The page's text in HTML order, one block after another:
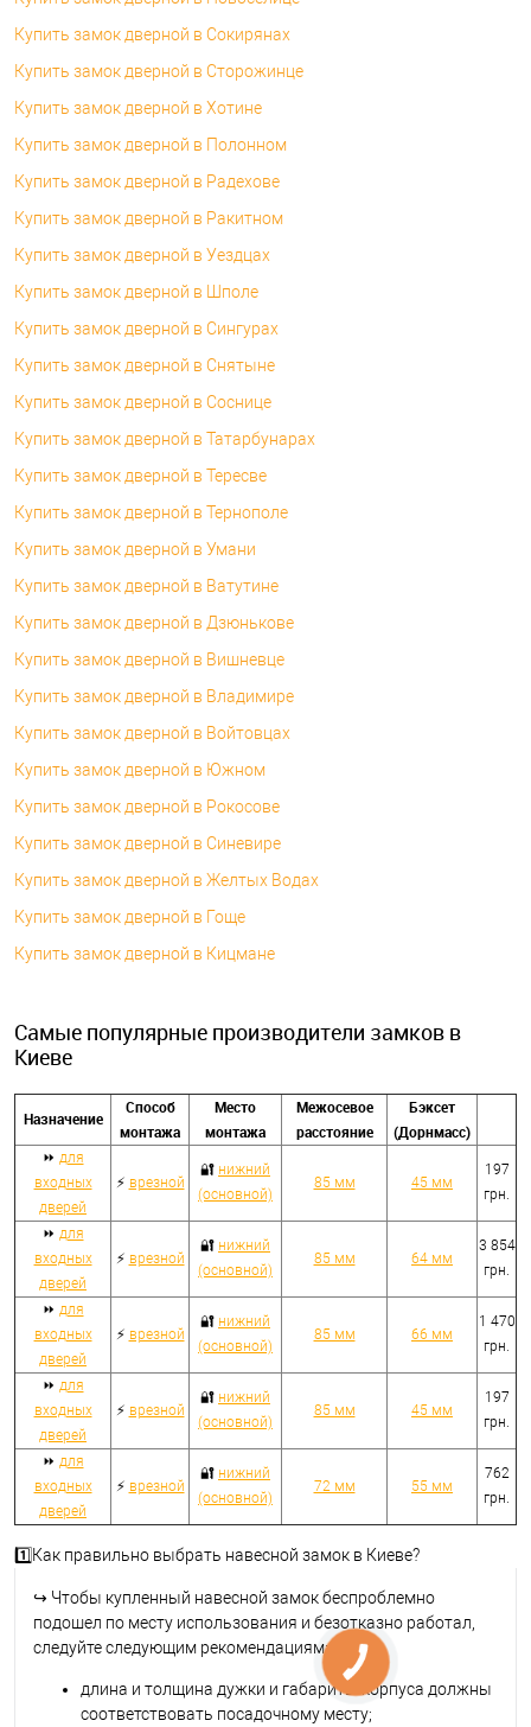
Купить замок дверной в Сокирянах
Купить замок дверной в Сторожинце
Купить замок дверной в Хотине
Купить замок дверной в Полонном
Купить замок дверной в Радехове
Купить замок дверной в Ракитном
Купить замок дверной в Уездцах
Купить замок дверной в Шполе
Купить замок дверной в Сингурах
Купить замок дверной в Снятыне
Купить замок дверной в Соснице
Купить замок дверной в Татарбунарах
Купить замок дверной в Тересве
Купить замок дверной в Тернополе
Купить замок дверной в Умани
Купить замок дверной в Ватутине
Купить замок дверной в Дзюнькове
Купить замок дверной в Вишневце
Купить замок дверной в Владимире
Купить замок дверной в Войтовцах
Купить замок дверной в Южном
Купить замок дверной в Рокосове
Купить замок дверной в Синевире
Купить замок дверной в Желтых Водах
Купить замок дверной в Гоще
Купить замок дверной в Кицмане
Самые популярные производители замков в
Киеве
Назначение
Способ
монтажа
Место
монтажа
Межосевое
расстояние
Бэксет
(Дорнмасс)
⏩ для
входных
дверей
⚡ врезной
🔐 нижний
(основной)
85 мм 45 мм
197
грн.
⏩ для
входных
дверей
⚡ врезной
🔐 нижний
(основной)
85 мм 64 мм
3 854
грн.
⏩ для
входных
дверей
⚡ врезной
🔐 нижний
(основной)
85 мм 66 мм
1 470
грн.
⏩ для
входных
дверей
⚡ врезной
🔐 нижний
(основной)
85 мм 45 мм
197
грн.
⏩ для
входных
дверей
⚡ врезной
🔐 нижний
(основной)
72 мм 55 мм
762
грн.
1️⃣Как правильно выбрать навесной замок в Киеве?
↪ Чтобы купленный навесной замок беспроблемно
подошел по месту использования и безотказно работал,
следуйте следующим рекомендациям:
длина и толщина дужки и габариты корпуса должны
соответствовать посадочному месту;